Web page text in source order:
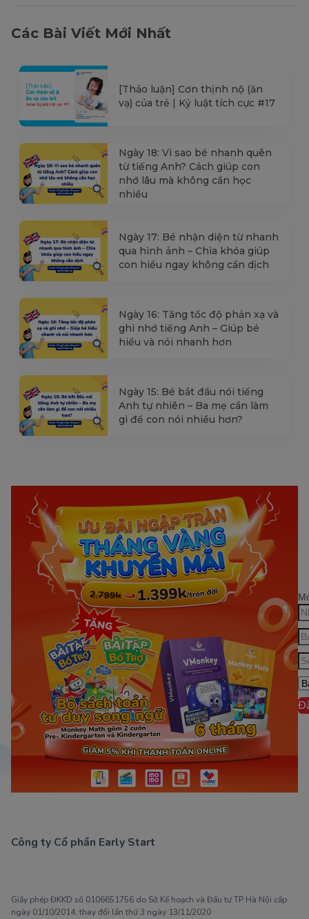
Các Bài Viết Mới Nhất
[Thảo luận] Cơn thịnh nộ (ăn
vạ) của trẻ | Kỷ luật tích cực #17
Ngày 18: Vì sao bé nhanh quên
từ tiếng Anh? Cách giúp con
nhớ lâu mà không cần học
nhiều
Ngày 17: Bé nhận diện từ nhanh
qua hình ảnh – Chìa khóa giúp
con hiểu ngay không cần dịch
Ngày 16: Tăng tốc độ phản xạ và
ghi nhớ tiếng Anh – Giúp bé
hiểu và nói nhanh hơn
Ngày 15: Bé bắt đầu nói tiếng
Anh tự nhiên – Ba mẹ cần làm
gì để con nói nhiều hơn?
Công ty Cổ phần Early Start
Giấy phép ĐKKD số 0106651756 do Sở Kế hoạch và Đầu tư TP Hà Nội cấp
ngày 01/10/2014, thay đổi lần thứ 3 ngày 13/11/2020